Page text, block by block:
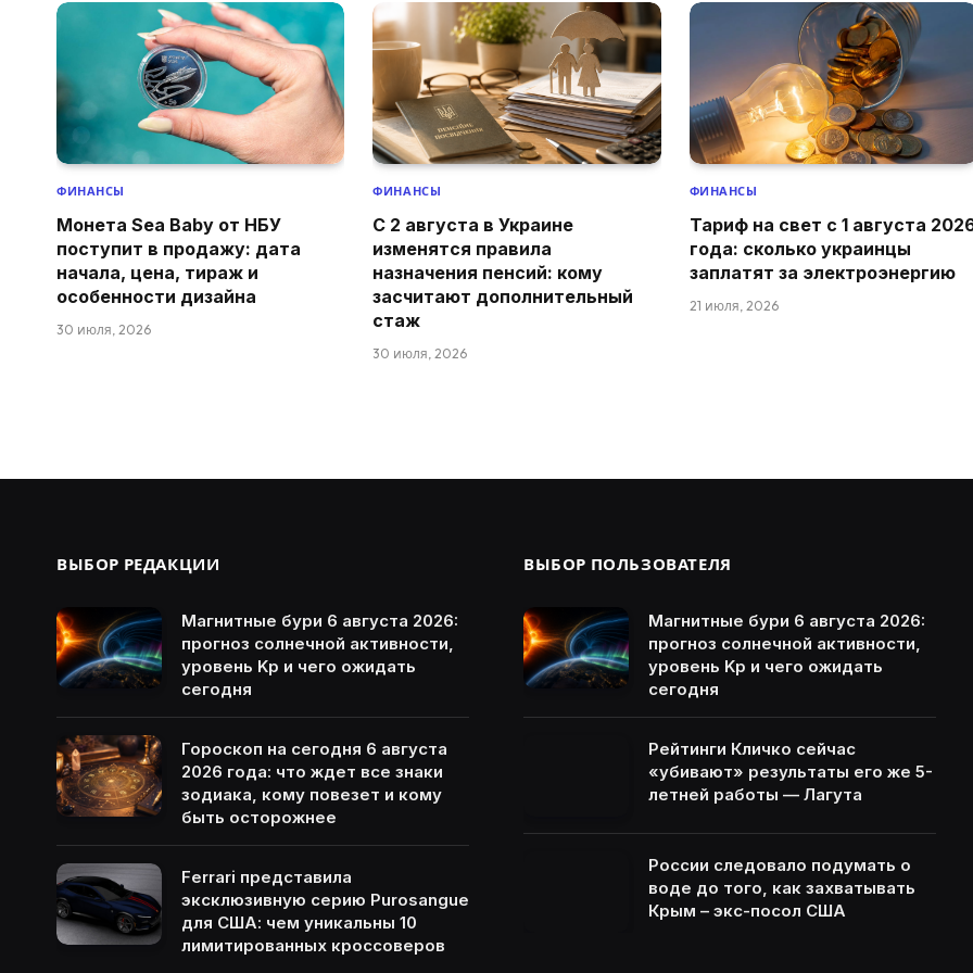
ФИНАНСЫ
Монета Sea Baby от НБУ
поступит в продажу: дата
начала, цена, тираж и
особенности дизайна
30 июля, 2026
ФИНАНСЫ
С 2 августа в Украине
изменятся правила
назначения пенсий: кому
засчитают дополнительный
стаж
30 июля, 2026
ФИНАНСЫ
Тариф на свет с 1 августа
года: сколько украинцы
заплатят за электроэнергию
21 июля, 2026
ВЫБОР РЕДАКЦИИ
Магнитные бури 6 августа 2026:
прогноз солнечной активности,
уровень Kp и чего ожидать
сегодня
Гороскоп на сегодня 6 августа
2026 года: что ждет все знаки
зодиака, кому повезет и кому
быть осторожнее
Ferrari представила
эксклюзивную серию Purosangue
для США: чем уникальны 10
лимитированных кроссоверов
ВЫБОР ПОЛЬЗОВАТЕЛЯ
Магнитные бури 6 августа 2026:
прогноз солнечной активности,
уровень Kp и чего ожидать
сегодня
Рейтинги Кличко сейчас
«убивают» результаты его же 5-
летней работы — Лагута
России следовало подумать о
воде до того, как захватывать
Крым – экс-посол США